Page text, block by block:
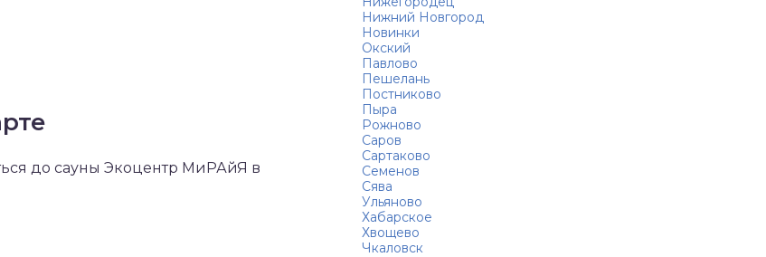
до сауны Экоцентр МиРАйЯ в
Нижний Новгород
Новинки
Окский
Павлово
Пешелань
Постниково
Пыра
Рожново
Саров
Сартаково
Семенов
Сява
Ульяново
Хабарское
Хвощево
Чкаловск